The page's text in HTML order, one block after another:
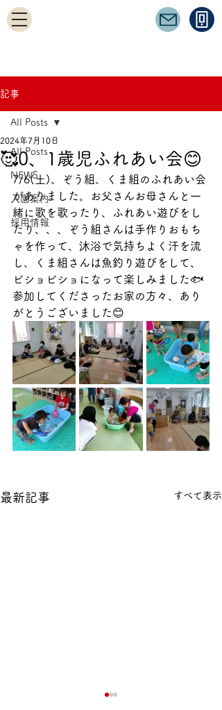
記事
All Posts
NEWS
入園案内
採用情報
All Posts
🥰0、1歳児ふれあい会😊
2024年7月10日
7/6(土)、ぞう組、くま組のふれあい会
がありました。お父さんお母さんと一
緒に歌を歌ったり、ふれあい遊びをし
たり、、、ぞう組さんは手作りおもち
ゃを作って、沐浴で気持ちよく汗を流
し、くま組さんは魚釣り遊びをして、
ビショビショになって楽しみました🐟
参加してくださったお家の方々、あり
がとうございました😊
最新記事 すべて表示